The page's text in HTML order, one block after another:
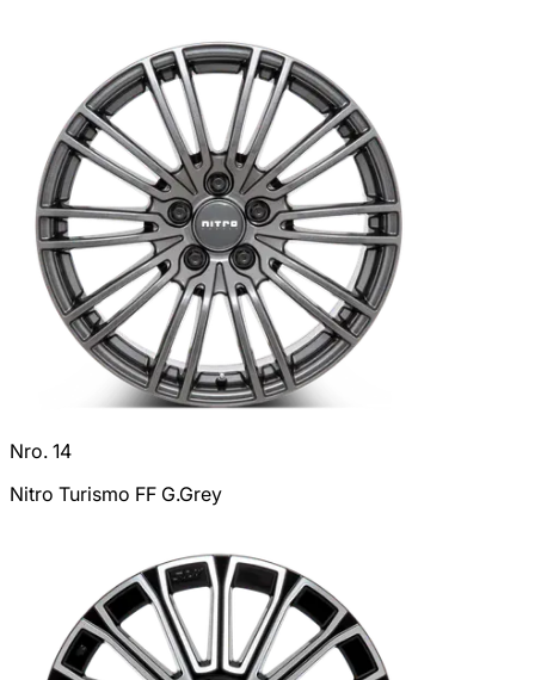
Nro. 14
Nitro Turismo FF G.Grey